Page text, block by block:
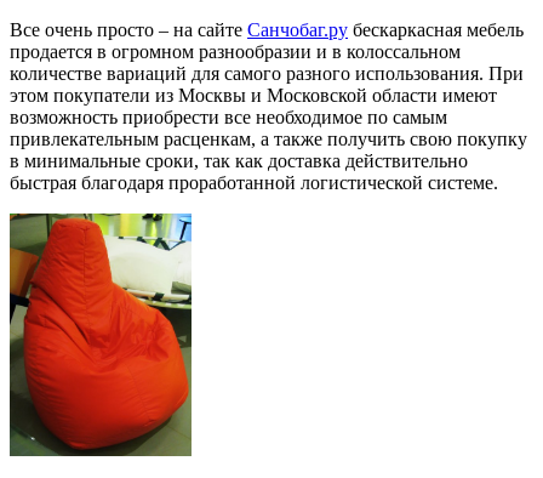
Все очень просто – на сайте Санчобаг.ру бескаркасная мебель
продается в огромном разнообразии и в колоссальном
количестве вариаций для самого разного использования. При
этом покупатели из Москвы и Московской области имеют
возможность приобрести все необходимое по самым
привлекательным расценкам, а также получить свою покупку
в минимальные сроки, так как доставка действительно
быстрая благодаря проработанной логистической системе.